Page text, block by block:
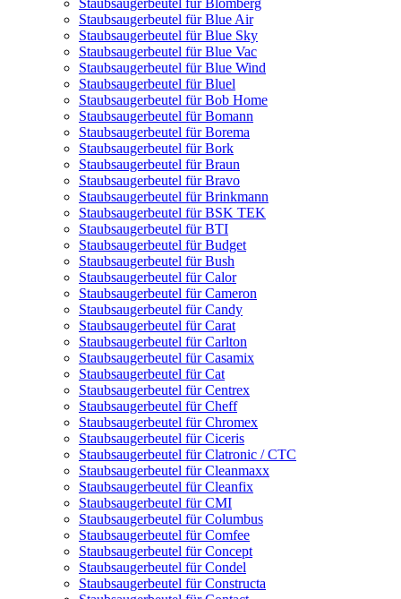
Staubsaugerbeutel für Blomberg
Staubsaugerbeutel für Blue Air
Staubsaugerbeutel für Blue Sky
Staubsaugerbeutel für Blue Vac
Staubsaugerbeutel für Blue Wind
Staubsaugerbeutel für Bluel
Staubsaugerbeutel für Bob Home
Staubsaugerbeutel für Bomann
Staubsaugerbeutel für Borema
Staubsaugerbeutel für Bork
Staubsaugerbeutel für Braun
Staubsaugerbeutel für Bravo
Staubsaugerbeutel für Brinkmann
Staubsaugerbeutel für BSK TEK
Staubsaugerbeutel für BTI
Staubsaugerbeutel für Budget
Staubsaugerbeutel für Bush
Staubsaugerbeutel für Calor
Staubsaugerbeutel für Cameron
Staubsaugerbeutel für Candy
Staubsaugerbeutel für Carat
Staubsaugerbeutel für Carlton
Staubsaugerbeutel für Casamix
Staubsaugerbeutel für Cat
Staubsaugerbeutel für Centrex
Staubsaugerbeutel für Cheff
Staubsaugerbeutel für Chromex
Staubsaugerbeutel für Ciceris
Staubsaugerbeutel für Clatronic / CTC
Staubsaugerbeutel für Cleanmaxx
Staubsaugerbeutel für Cleanfix
Staubsaugerbeutel für CMI
Staubsaugerbeutel für Columbus
Staubsaugerbeutel für Comfee
Staubsaugerbeutel für Concept
Staubsaugerbeutel für Condel
Staubsaugerbeutel für Constructa